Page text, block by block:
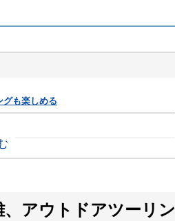
も楽しめる
アウトドアツーリン